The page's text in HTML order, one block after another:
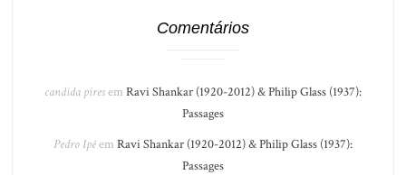
Comentários
candida piresem Ravi Shankar (1920-2012) & Philip Glass (1937):
Passages
Pedro Ipêem Ravi Shankar (1920-2012) & Philip Glass (1937):
Passages